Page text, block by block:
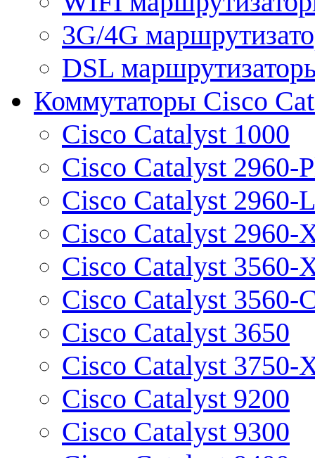
3G/4G
DSL
Коммутаторы Cisco
Cisco Catalyst 1000
Cisco Catalyst 2960-
Cisco Catalyst 2960-L
Cisco Catalyst 2960-
Cisco Catalyst 3560-
Cisco Catalyst 3560-
Cisco Catalyst 3650
Cisco Catalyst 3750-
Cisco Catalyst 9200
Cisco Catalyst 9300